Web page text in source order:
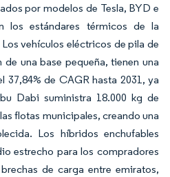
por modelos de Tesla, BYD e
los estándares térmicos de la
vehículos eléctricos de pila de
una base pequeña, tienen una
de CAGR hasta 2031, ya
Dabi suministra 18.000 kg de
flotas municipales, creando una
Los híbridos enchufables
estrecho para los compradores
de carga entre emiratos,